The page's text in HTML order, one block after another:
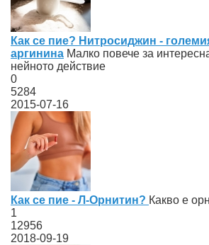
Как се пие? Нитросиджин -
аргинина Малко повече за
нейното действие
0
5284
2015-07-16
Как се пие - Л-Орнитин? Какво е
1
12956
2018-09-19